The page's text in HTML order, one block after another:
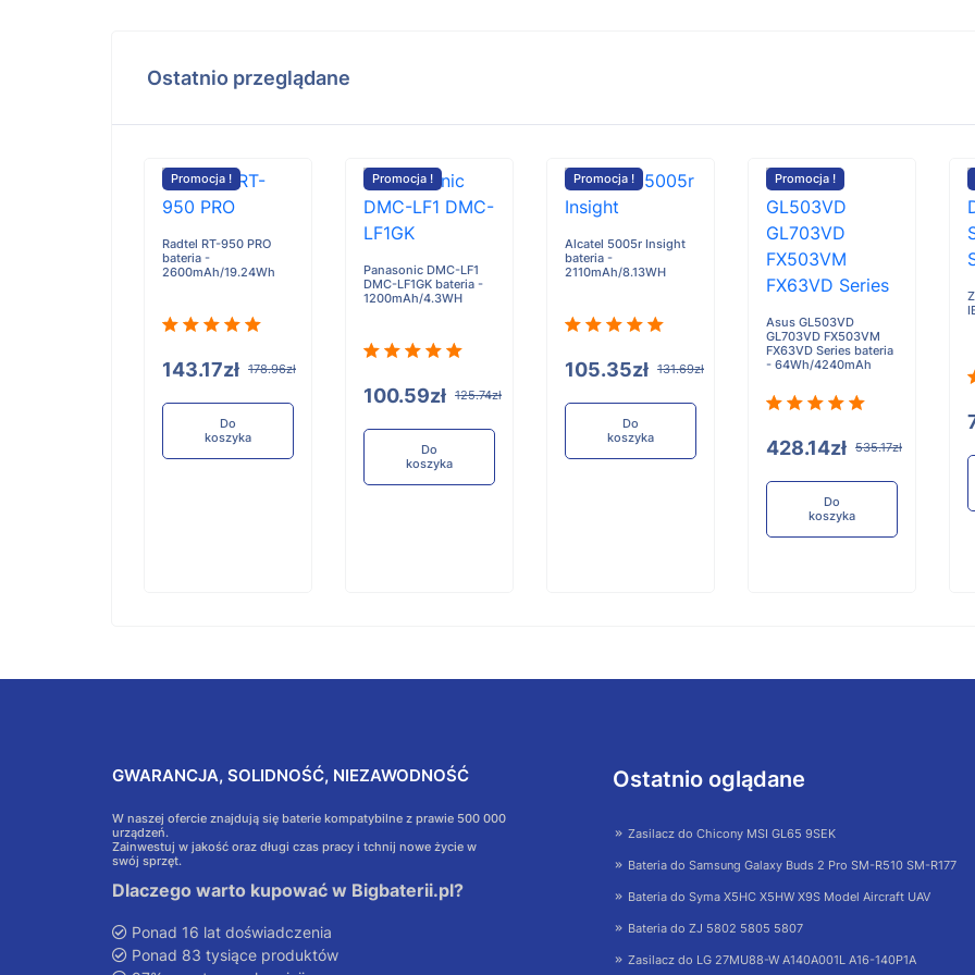
Ostatnio przeglądane
Promocja !
Radtel RT-950 PRO
bateria -
2600mAh/19.24Wh
143.17zł 178.96zł
Do
koszyka
Promocja !
Panasonic DMC-LF1
DMC-LF1GK bateria -
1200mAh/4.3WH
100.59zł 125.74zł
Do
koszyka
Promocja !
Alcatel 5005r Insight
bateria -
2110mAh/8.13WH
105.35zł 131.69zł
Do
koszyka
Promocja !
Asus GL503VD
GL703VD FX503VM
FX63VD Series bateria
- 64Wh/4240mAh
428.14zł 535.17zł
Do
koszyka
GWARANCJA, SOLIDNOŚĆ, NIEZAWODNOŚĆ
W naszej ofercie znajdują się baterie kompatybilne z prawie 500 000
urządzeń.
Zainwestuj w jakość oraz długi czas pracy i tchnij nowe życie w
swój sprzęt.
Dlaczego warto kupować w Bigbaterii.pl?
Ponad 16 lat doświadczenia
Ponad 83 tysiące produktów
Ostatnio oglądane
Zasilacz do Chicony MSI GL65 9SEK
Bateria do Samsung Galaxy Buds 2 Pro SM-R510 SM-R177
Bateria do Syma X5HC X5HW X9S Model Aircraft UAV
Bateria do ZJ 5802 5805 5807
Zasilacz do LG 27MU88-W A140A001L A16-140P1A